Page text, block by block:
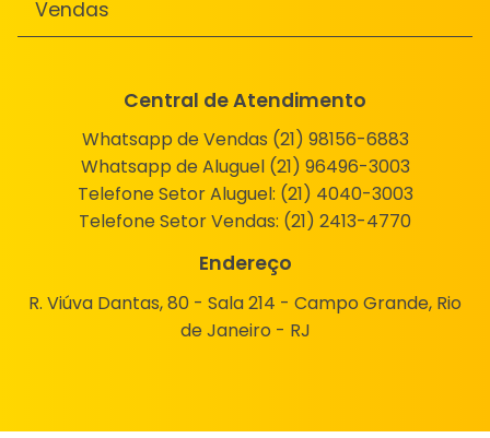
Vendas
Central de Atendimento
Whatsapp de Vendas (21) 98156-6883
Whatsapp de Aluguel (21) 96496-3003
Telefone Setor Aluguel: (21) 4040-3003
Telefone Setor Vendas: (21) 2413-4770
Endereço
R. Viúva Dantas, 80 - Sala 214 - Campo Grande, Rio
de Janeiro - RJ